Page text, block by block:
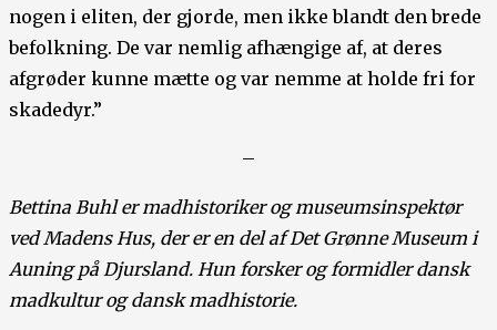
nogen i eliten, der gjorde, men ikke blandt den brede
befolkning. De var nemlig afhængige af, at deres
afgrøder kunne mætte og var nemme at holde fri for
skadedyr.”
–
Bettina Buhl er madhistoriker og museumsinspektør
ved Madens Hus, der er en del af Det Grønne Museum i
Auning på Djursland. Hun forsker og formidler dansk
madkultur og dansk madhistorie.